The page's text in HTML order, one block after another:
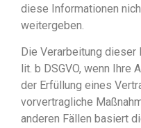
diese Informationen
weitergeben.
Die Verarbeitung dieser
lit. b DSGVO, wenn Ihre
der Erfüllung eines
vorvertragliche
anderen Fällen basiert